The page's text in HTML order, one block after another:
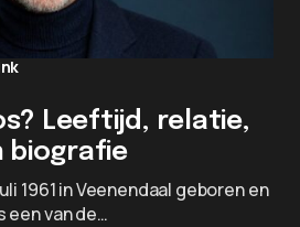
Leeftijd, relatie,
biografie
1961 in Veenendaal geboren en
een van de…